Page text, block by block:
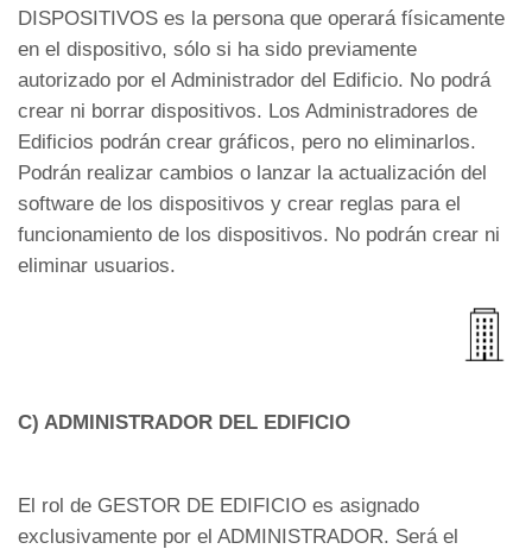
DISPOSITIVOS es la persona que operará físicamente
en el dispositivo, sólo si ha sido previamente
autorizado por el Administrador del Edificio. No podrá
crear ni borrar dispositivos. Los Administradores de
Edificios podrán crear gráficos, pero no eliminarlos.
Podrán realizar cambios o lanzar la actualización del
software de los dispositivos y crear reglas para el
funcionamiento de los dispositivos. No podrán crear ni
eliminar usuarios.
C) ADMINISTRADOR DEL EDIFICIO
El rol de GESTOR DE EDIFICIO es asignado
exclusivamente por el ADMINISTRADOR. Será el